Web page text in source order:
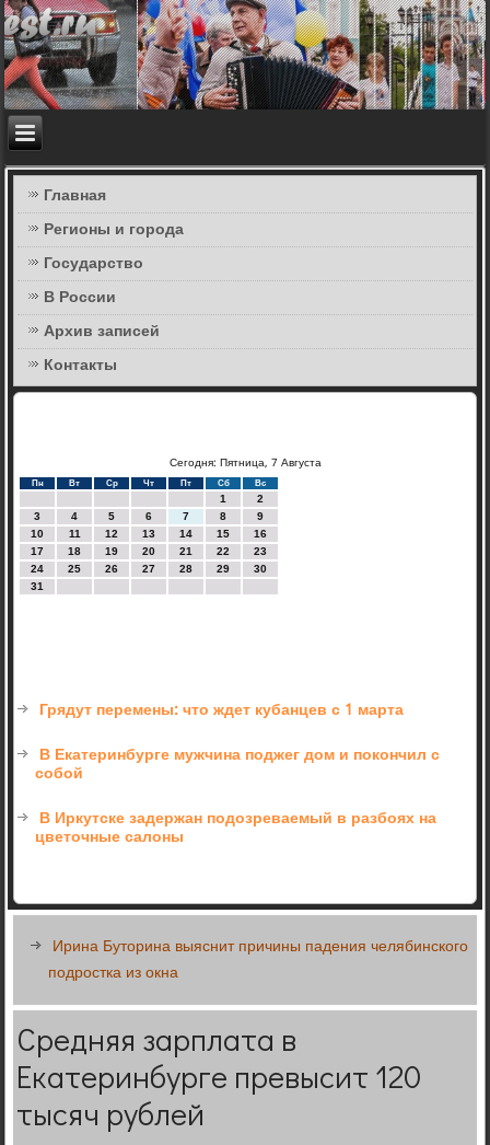
Главная
Регионы и города
Государство
В России
Архив записей
Контакты
Сегодня: Пятница, 7 Августа
Пн Вт Ср Чт Пт Сб Вс
1
2
3
4 5 6 7 8
9
10
11 12 13 14 15
16
17
18 19 20 21 22
23
24
25 26 27 28 29
30
31
Грядут перемены: что ждет кубанцев с 1 марта
В Екатеринбурге мужчина поджег дом и покончил с
собой
В Иркутске задержан подозреваемый в разбоях на
цветочные салоны
Ирина Буторина выяснит причины падения челябинского
подростка из окна
Средняя зарплата в
Екатеринбурге превысит 120
тысяч рублей